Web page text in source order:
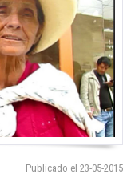
Publicado el 23-05-2015